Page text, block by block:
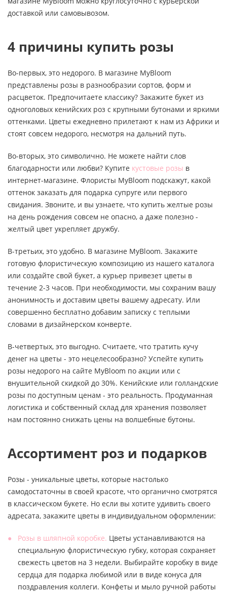
доставкой или самовывозом.
4 причины купить розы
Во-первых, это недорого. В магазине MyBloom
представлены розы в разнообразии сортов, форм и
расцветок. Предпочитаете классику? Закажите букет из
одноголовых кенийских роз с крупными бутонами и яркими
оттенками. Цветы ежедневно прилетают к нам из Африки и
стоят совсем недорого, несмотря на дальний путь.
Во-вторых, это символично. Не можете найти слов
благодарности или любви? Купите кустовые розы в
интернет-магазине. Флористы MyBloom подскажут, какой
оттенок заказать для подарка супруге или первого
свидания. Звоните, и вы узнаете, что купить желтые розы
на день рождения совсем не опасно, а даже полезно -
желтый цвет укрепляет дружбу.
В-третьих, это удобно. В магазине MyBloom. Закажите
готовую флористическую композицию из нашего каталога
или создайте свой букет, а курьер привезет цветы в
течение 2-3 часов. При необходимости, мы сохраним вашу
анонимность и доставим цветы вашему адресату. Или
совершенно бесплатно добавим записку с теплыми
словами в дизайнерском конверте.
В-четвертых, это выгодно. Считаете, что тратить кучу
денег на цветы - это нецелесообразно? Успейте купить
розы недорого на сайте MyBloom по акции или с
внушительной скидкой до 30%. Кенийские или голландские
розы по доступным ценам - это реальность. Продуманная
логистика и собственный склад для хранения позволяет
нам постоянно снижать цены на волшебные бутоны.
Ассортимент роз и подарков
Розы - уникальные цветы, которые настолько
самодостаточны в своей красоте, что органично смотрятся
в классическом букете. Но если вы хотите удивить своего
адресата, закажите цветы в индивидуальном оформлении:
Розы в шляпной коробке. Цветы устанавливаются на
специальную флористическую губку, которая сохраняет
свежесть цветов на 3 недели. Выбирайте коробку в виде
сердца для подарка любимой или в виде конуса для
поздравления коллеги. Конфеты и мыло ручной работы